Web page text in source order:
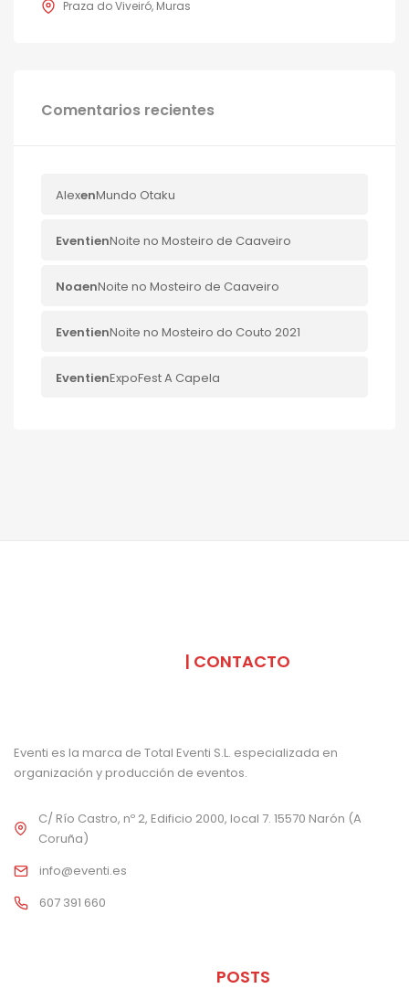
Praza do Viveiró, Muras
Comentarios recientes
AlexenMundo Otaku
EventienNoite no Mosteiro de Caaveiro
NoaenNoite no Mosteiro de Caaveiro
EventienNoite no Mosteiro do Couto 2021
EventienExpoFest A Capela
| CONTACTO
Eventi es la marca de Total Eventi S.L. especializada en
organización y producción de eventos.
C/ Río Castro, nº 2, Edificio 2000, local 7. 15570 Narón (A
Coruña)
info@eventi.es
607 391 660
POSTS